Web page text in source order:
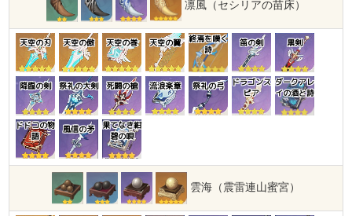
凛風（セシリアの苗床）
天空の刃 天空の傲 天空の巻 天空の翼
終焉を嘆く
詩
笛の剣 黒剣
降臨の剣 祭礼の大剣 死闘の槍 流浪楽章 祭礼の弓
ドラゴンス
ピア
ダークアレ
イの酒と詩
ドドコの物
語
風信の矛
果てなき紺
碧の唄
雲海（震雷連山蜜宮）